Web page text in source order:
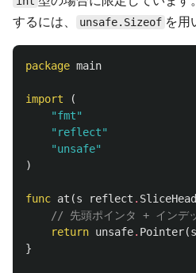
するには、
unsafe.Sizeof を用
package main
import
(
"fmt"
"reflect"
"unsafe"
)
func at (s reflect .
// 先頭ポインタ + インデ
return unsafe. Pointer(s
}